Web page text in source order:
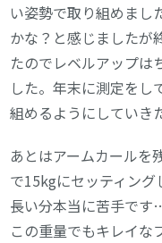
い姿勢で取り組めまし
かな？と感じましたが
たのでレベルアップは
した。年末に測定をし
組めるようにしていき
あとはアームカールを
で15kgにセッティン
長い分本当に苦手で
この重量でもキレイな